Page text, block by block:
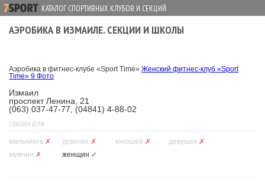
КАТАЛОГ СПОРТИВНЫХ КЛУБОВ И СЕКЦИЙ
АЭРОБИКА В ИЗМАИЛЕ. СЕКЦИИ И ШКОЛЫ
Аэробика в фитнес-клубе «Sport Time» Женский фитнес-клуб «Sport
Time» 9 Фото
Измаил
проспект Ленина, 21
(063) 037-47-77, (04841) 4-88-02
СЕКЦИЯ ДЛЯ
мальчиков ✗ девочек ✗ юношей ✗ девушек ✗
мужчин ✗ женщин ✓